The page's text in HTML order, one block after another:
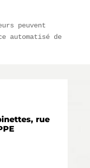
peuvent
automatisé de
rue